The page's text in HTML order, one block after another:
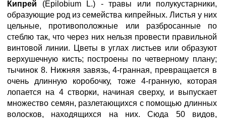
Кипрей (Epilobium L.) - травы или полукустарники,
образующие род из семейства кипрейных. Листья у них
цельные, противоположные или разбросанные по
стеблю так, что через них нельзя провести правильной
винтовой линии. Цветы в углах листьев или образуют
верхушечную кисть; построены по четверному плану;
тычинок 8. Нижняя завязь, 4-гранная, превращается в
очень длинную коробочку, тоже 4-гранную, которая
лопается на 4 створки, начиная сверху, и выпускает
множество семян, разлетающихся с помощью длинных
волосков, находящихся на них. Сюда 50 видов,